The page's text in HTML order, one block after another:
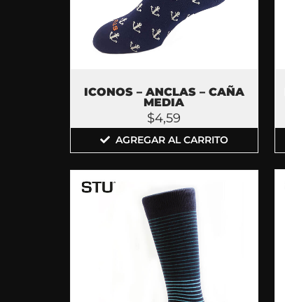
ICONOS – ANCLAS – CAÑA
MEDIA
$4,59
AGREGAR AL CARRITO